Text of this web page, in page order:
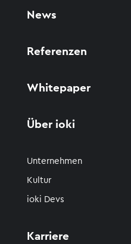
News
Referenzen
Whitepaper
Über ioki
Unternehmen
Kultur
ioki Devs
Karriere